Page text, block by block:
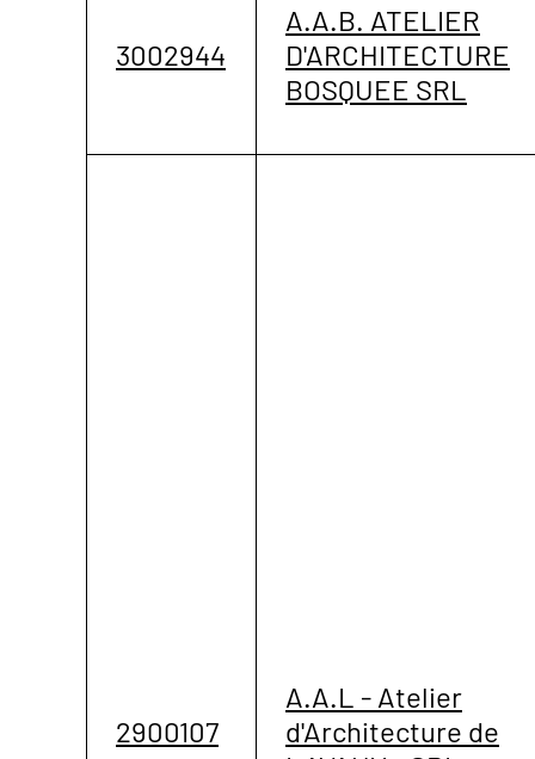
3002944
A.A.B. ATELIER
D'ARCHITECTURE
BOSQUEE SRL
2900107
A.A.L - Atelier
d'Architecture de